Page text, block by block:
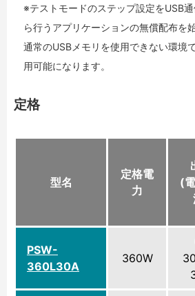
※テストモードのステップ設定をUSB
ら行うアプリケーションの無償配布を
通常のUSBメモリを使用できない環境
用可能になります。
定格
型名
定格電
力
(
PSW-
360L30A
360W